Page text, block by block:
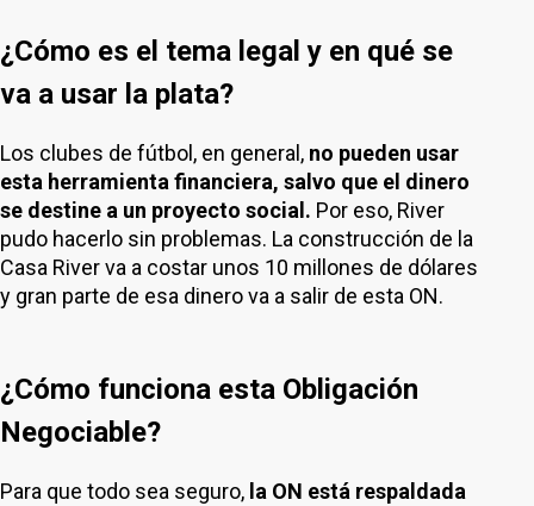
¿Cómo es el tema legal y en qué se
va a usar la plata?
Los clubes de fútbol, en general, no pueden usar
esta herramienta financiera, salvo que el dinero
se destine a un proyecto social. Por eso, River
pudo hacerlo sin problemas. La construcción de la
Casa River va a costar unos 10 millones de dólares
y gran parte de esa dinero va a salir de esta ON.
¿Cómo funciona esta Obligación
Negociable?
Para que todo sea seguro, la ON está respaldada